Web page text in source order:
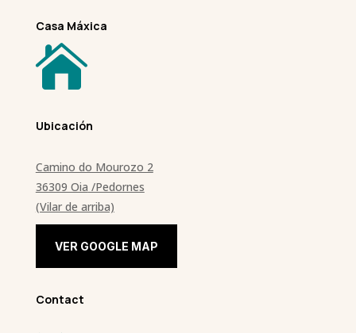
Casa Máxica

Ubicación
Camino do Mourozo 2
36309 Oia /Pedornes
(Vilar de arriba)
VER GOOGLE MAP
Contact